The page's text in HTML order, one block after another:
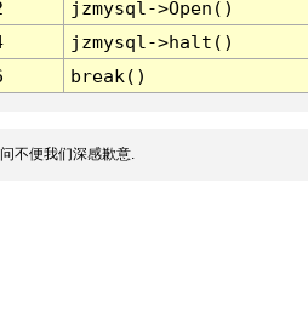
jzmysql->Open()
jzmysql->halt()
break()
不便我们深感歉意.